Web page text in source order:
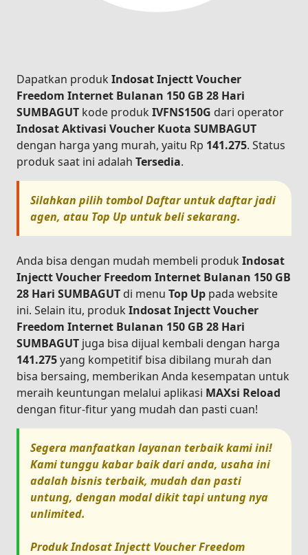
Dapatkan produk Indosat Injectt Voucher
Freedom Internet Bulanan 150 GB 28 Hari
SUMBAGUT kode produk IVFNS150G dari operator
Indosat Aktivasi Voucher Kuota SUMBAGUT
dengan harga yang murah, yaitu Rp 141.275. Status
produk saat ini adalah Tersedia.
Silahkan pilih tombolDaftaruntuk daftar jadi
agen, atau Top Up untuk beli sekarang.
Anda bisa dengan mudah membeli produk Indosat
Injectt Voucher Freedom Internet Bulanan 150 GB
28 Hari SUMBAGUT di menu Top Up pada website
ini. Selain itu, produk Indosat Injectt Voucher
Freedom Internet Bulanan 150 GB 28 Hari
SUMBAGUT juga bisa dijual kembali dengan harga
141.275yang kompetitif bisa dibilang murah dan
bisa bersaing, memberikan Anda kesempatan untuk
meraih keuntungan melalui aplikasi MAXsi Reload
dengan fitur-fitur yang mudah dan pasti cuan!
Segera manfaatkan layanan terbaik kami ini!
Kami tunggu kabar baik dari anda, usaha ini
adalah bisnis terbaik, mudah dan pasti
untung, dengan modal dikit tapi untung nya
unlimited.
ProdukIndosat Injectt Voucher Freedom